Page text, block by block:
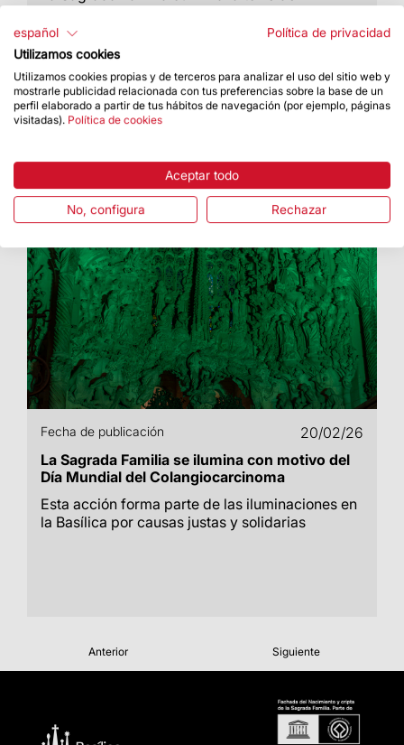
de la cruz
Fecha de publicación
20/02/26
La Sagrada Familia se ilumina con motivo del
Día Mundial del Colangiocarcinoma
Esta acción forma parte de las iluminaciones en
la Basílica por causas justas y solidarias
Anterior Siguiente
español
Política de privacidad
Utilizamos cookies
Utilizamos cookies propias y de terceros para analizar el uso del sitio web y
mostrarle publicidad relacionada con tus preferencias sobre la base de un
perfil elaborado a partir de tus hábitos de navegación (por ejemplo, páginas
visitadas). Política de cookies
Aceptar todo
No, configura Rechazar